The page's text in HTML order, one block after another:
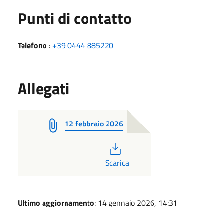
Punti di contatto
Telefono : +39 0444 885220
Allegati
12 febbraio 2026
Scarica
Ultimo aggiornamento: 14 gennaio 2026, 14:31